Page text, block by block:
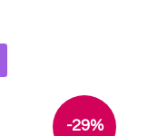
-29%